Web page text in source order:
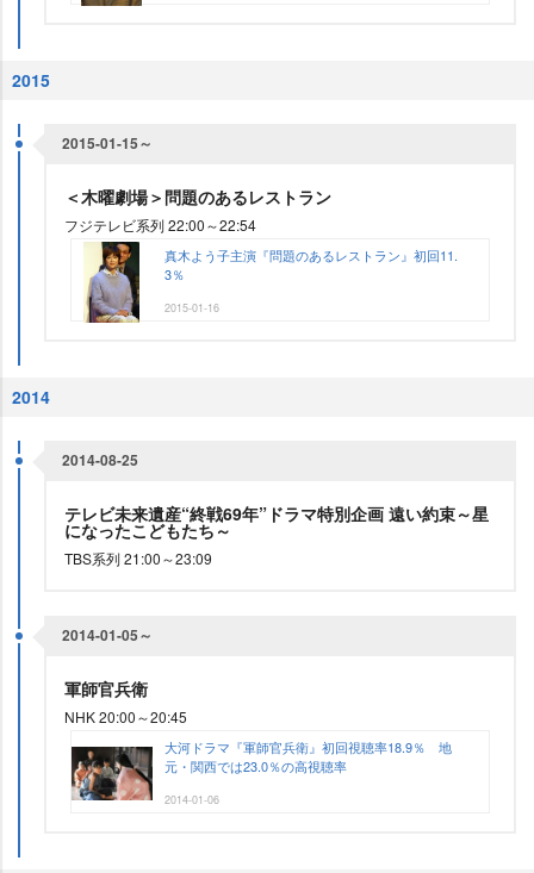
2015
2015-01-15～
＜木曜劇場＞問題のあるレストラン
フジテレビ系列 22:00～22:54
真木よう子主演『問題のあるレストラン』初回11.
3％
2015-01-16
2014
2014-08-25
テレビ未来遺産“終戦69年”ドラマ特別企画 遠い約束～星
になったこどもたち～
TBS系列 21:00～23:09
2014-01-05～
軍師官兵衛
NHK 20:00～20:45
大河ドラマ『軍師官兵衛』初回視聴率18.9％ 地
元・関西では23.0％の高視聴率
2014-01-06